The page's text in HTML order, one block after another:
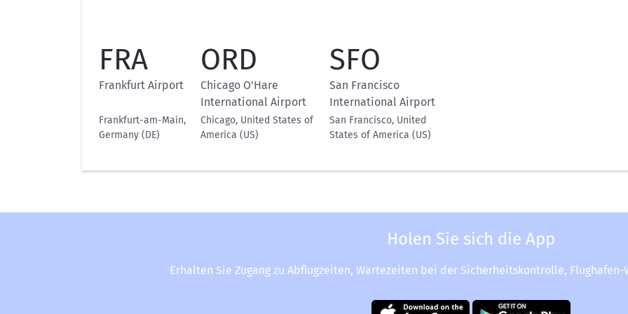
FRA
Frankfurt Airport
Frankfurt-am-Main,
Germany (DE)
ORD
Chicago O'Hare
International Airport
Chicago, United States of
America (US)
SFO
San Francisco
International Airport
San Francisco, United
States of America (US)
Holen Sie sich die App
Erhalten Sie Zugang zu Abflugzeiten, Wartezeiten bei der Sicherheitskontrolle, Flughafen-